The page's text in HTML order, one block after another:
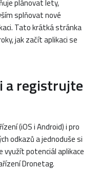
plánovat lety,
splňovat nové
Tato krátká stránka
jak začít aplikaci se
a registrujte
(iOS i Android) i pro
odkazů a jednoduše si
potenciál aplikace
Dronetag.